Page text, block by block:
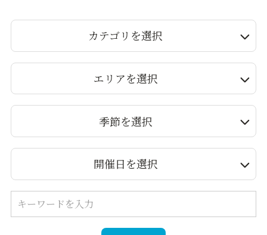
カテゴリを選択
エリアを選択
季節を選択
開催日を選択